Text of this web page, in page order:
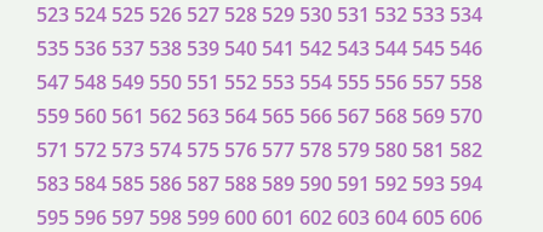
523 524 525 526 527 528 529 530 531 532 533 534
535 536 537 538 539 540 541 542 543 544 545 546
547 548 549 550 551 552 553 554 555 556 557 558
559 560 561 562 563 564 565 566 567 568 569 570
571 572 573 574 575 576 577 578 579 580 581 582
583 584 585 586 587 588 589 590 591 592 593 594
595 596 597 598 599600601 602603604605606